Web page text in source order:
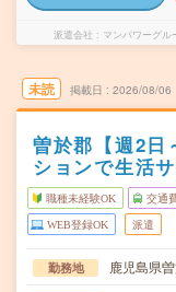
派遣会社 マンパワーグ
未読 掲載日 2026/08/06
曽於郡【週2日
ションで生活
職種未経験OK 交通
WEB登録OK 派遣
勤務地 鹿児島県